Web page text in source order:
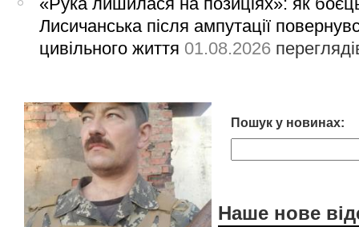
Лисичанська після ампутації
цивільного життя 01.08.2026
Пошук у новинах:
Наше нове